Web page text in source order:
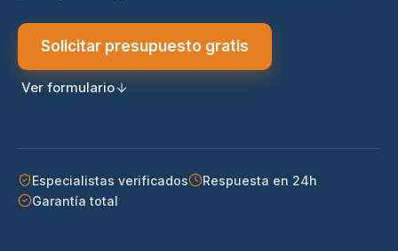
Solicitar presupuesto gratis
Ver formulario
Especialistas verificados
Respuesta en 24h
Garantía total